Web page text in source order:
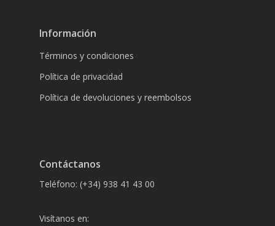
Información
Términos y condiciones
Política de privacidad
Política de devoluciones y reembolsos
Contáctanos
Teléfono: (+34) 938 41 43 00
Visítanos en: